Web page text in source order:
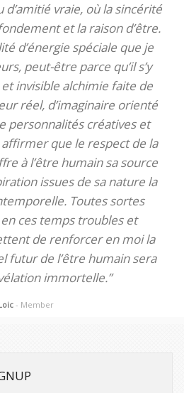
d’amitié vraie, où la sincérité
et la raison d’être.
d’énergie spéciale que je
peut-être parce qu’il s’y
invisible alchimie faite de
réel, d’imaginaire orienté
personnalités créatives et
que le respect de la
à l’être humain sa source
issues de sa nature la
Toutes sortes
ces temps troubles et
de renforcer en moi la
futur de l’être humain sera
immortelle.”
- Member